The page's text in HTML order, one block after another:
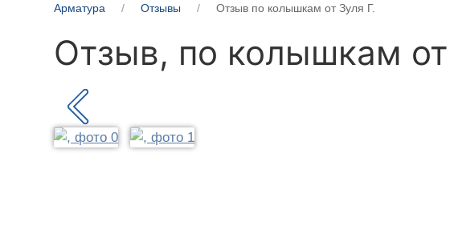
Арматура Отзывы Отзыв по колышкам от Зуля Г.
Отзыв, по колышкам от